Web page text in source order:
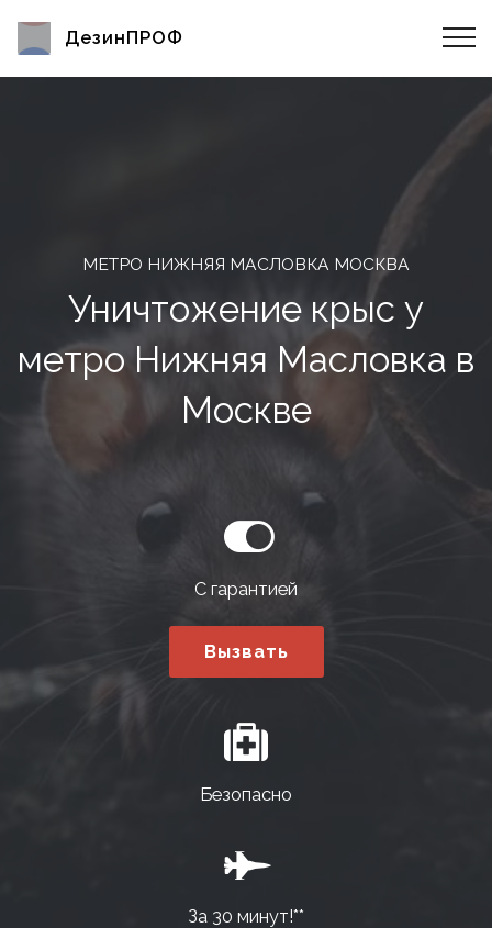
ДезинПРОФ
МЕТРО НИЖНЯЯ МАСЛОВКА МОСКВА
Уничтожение крыс у
метро Нижняя Масловка в
Москве
С гарантией
Вызвать
Безопасно
За 30 минут!**